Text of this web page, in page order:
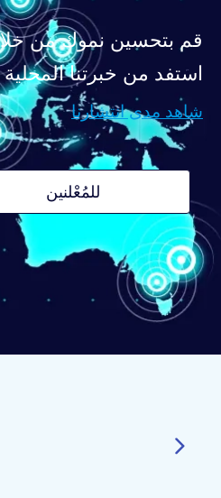
قم بتحسين نموك من
استفد من خبرتنا
شاهد مدى انتشارنا
للمُعْلنين